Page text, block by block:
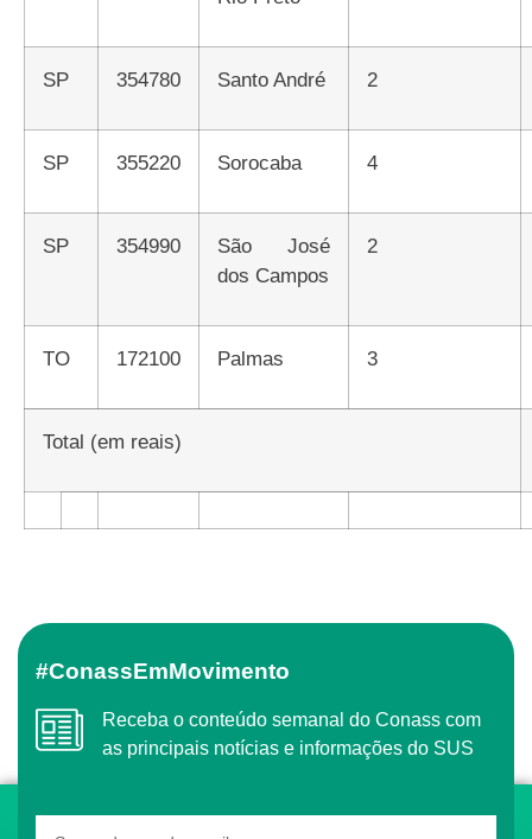
SP 354780 Santo André 2
SP 355220 Sorocaba 4
SP 354990
São José
dos Campos
2
TO 172100 Palmas 3
Total (em reais)
#ConassEmMovimento
Receba o conteúdo semanal do Conass com
as principais notícias e informações do SUS